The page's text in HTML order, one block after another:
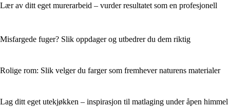
Lær av ditt eget murerarbeid – vurder resultatet som en profesjonell
Misfargede fuger? Slik oppdager og utbedrer du dem riktig
Rolige rom: Slik velger du farger som fremhever naturens materialer
Lag ditt eget utekjøkken – inspirasjon til matlaging under åpen himmel